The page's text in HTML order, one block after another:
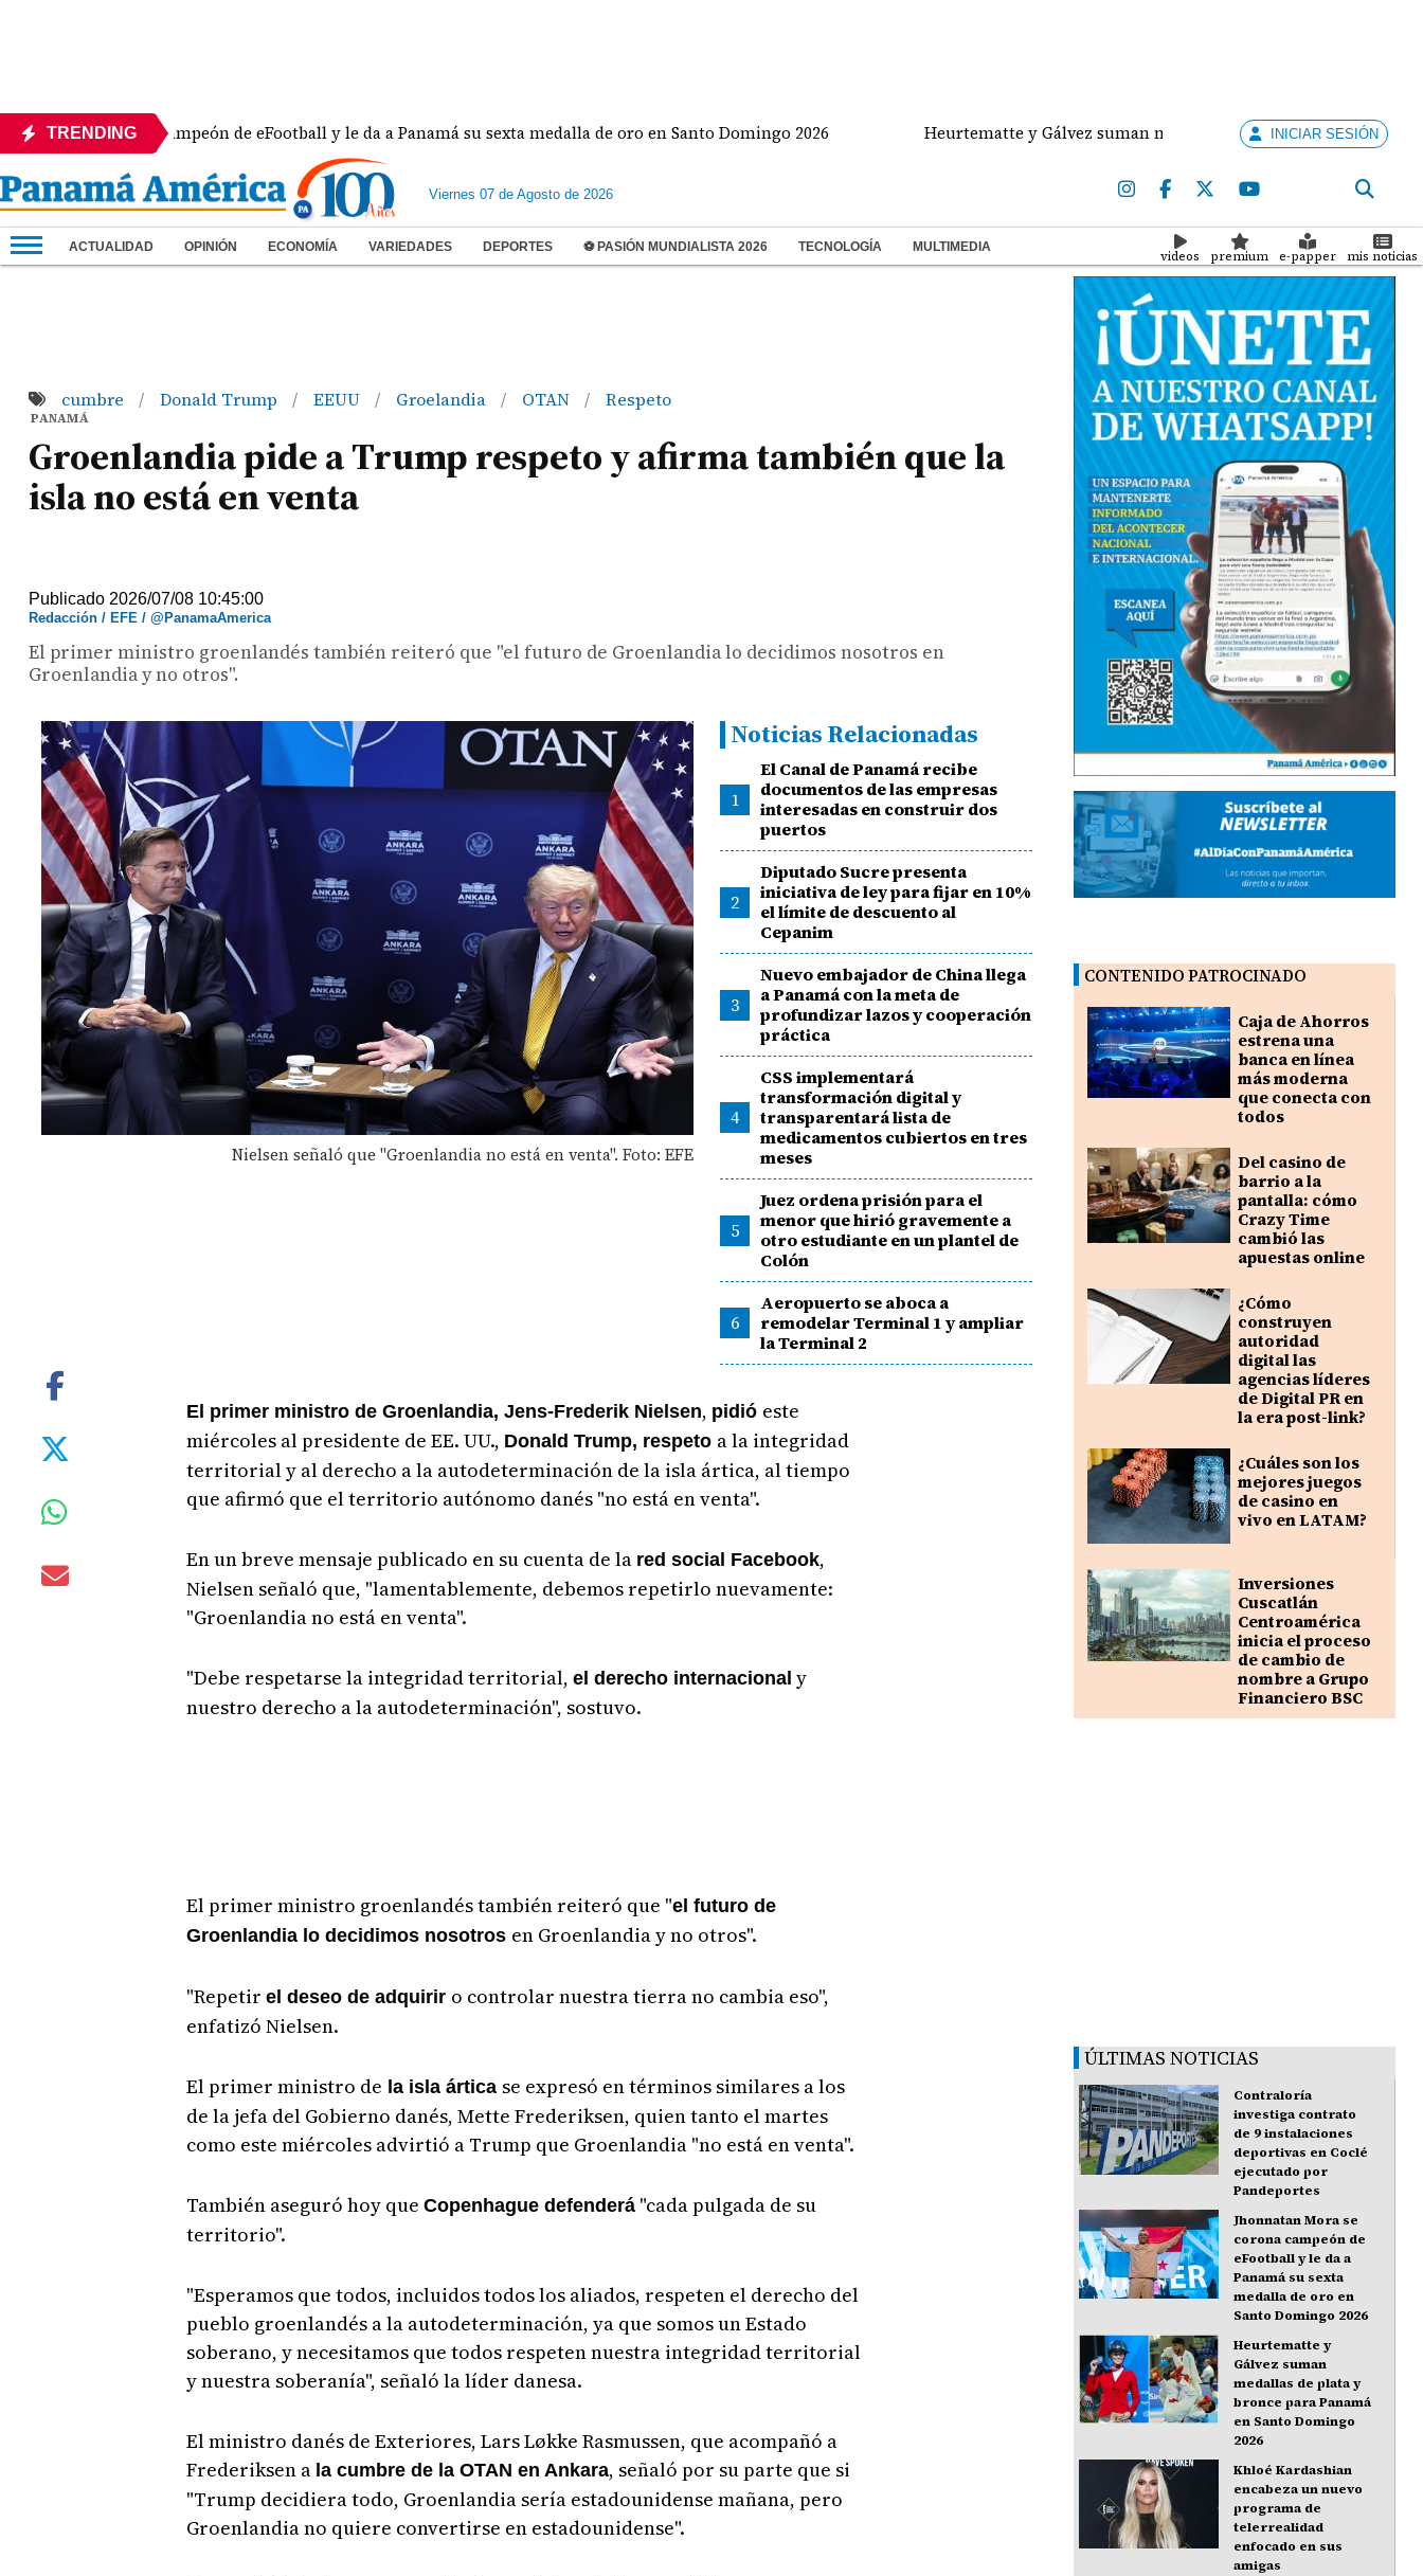
TRENDING
se corona campeón de eFootball y le da a Panamá su sexta medalla de oro en Santo Domingo 2026 Heurtematte y Gálvez suman medallas de plata y bronce para Panamá
INICIAR SESIÓN
Viernes 07 de Agosto de 2026
ACTUALIDAD OPINIÓN ECONOMÍA VARIEDADES DEPORTES ⚽ PASIÓN MUNDIALISTA 2026 TECNOLOGÍA MULTIMEDIA
videos premium e-papper mis noticias
cumbre / Donald Trump / EEUU / Groelandia / OTAN / Respeto
PANAMÁ
Groenlandia pide a Trump respeto y afirma también que la
isla no está en venta
Publicado 2026/07/08 10:45:00
Redacción / EFE / @PanamaAmerica
El primer ministro groenlandés también reiteró que "el futuro de Groenlandia lo decidimos nosotros en
Groenlandia y no otros".
Nielsen señaló que "Groenlandia no está en venta". Foto: EFE
Noticias Relacionadas
1
El Canal de Panamá recibe
documentos de las empresas
interesadas en construir dos
puertos
2
Diputado Sucre presenta
iniciativa de ley para fijar en 10%
el límite de descuento al
Cepanim
3
Nuevo embajador de China llega
a Panamá con la meta de
profundizar lazos y cooperación
práctica
4
CSS implementará
transformación digital y
transparentará lista de
medicamentos cubiertos en tres
meses
5
Juez ordena prisión para el
menor que hirió gravemente a
otro estudiante en un plantel de
Colón
6
Aeropuerto se aboca a
remodelar Terminal 1 y ampliar
la Terminal 2
El primer ministro de Groenlandia, Jens-Frederik Nielsen, pidió este
miércoles al presidente de EE. UU., Donald Trump, respeto a la integridad
territorial y al derecho a la autodeterminación de la isla ártica, al tiempo
que afirmó que el territorio autónomo danés "no está en venta".
En un breve mensaje publicado en su cuenta de la red social Facebook,
Nielsen señaló que, "lamentablemente, debemos repetirlo nuevamente:
"Groenlandia no está en venta".
"Debe respetarse la integridad territorial, el derecho internacional y
nuestro derecho a la autodeterminación", sostuvo.
El primer ministro groenlandés también reiteró que "el futuro de
Groenlandia lo decidimos nosotros en Groenlandia y no otros".
"Repetir el deseo de adquirir o controlar nuestra tierra no cambia eso",
enfatizó Nielsen.
El primer ministro de la isla ártica se expresó en términos similares a los
de la jefa del Gobierno danés, Mette Frederiksen, quien tanto el martes
como este miércoles advirtió a Trump que Groenlandia "no está en venta".
También aseguró hoy que Copenhague defenderá"cada pulgada de su
territorio".
"Esperamos que todos, incluidos todos los aliados, respeten el derecho del
pueblo groenlandés a la autodeterminación, ya que somos un Estado
soberano, y necesitamos que todos respeten nuestra integridad territorial
y nuestra soberanía", señaló la líder danesa.
El ministro danés de Exteriores, Lars Løkke Rasmussen, que acompañó a
Frederiksen a la cumbre de la OTAN en Ankara, señaló por su parte que si
"Trump decidiera todo, Groenlandia sería estadounidense mañana, pero
Groenlandia no quiere convertirse en estadounidense".
CONTENIDO PATROCINADO
Caja de Ahorros
estrena una
banca en línea
más moderna
que conecta con
todos
Del casino de
barrio a la
pantalla: cómo
Crazy Time
cambió las
apuestas online
¿Cómo
construyen
autoridad
digital las
agencias líderes
de Digital PR en
la era post-link?
¿Cuáles son los
mejores juegos
de casino en
vivo en LATAM?
Inversiones
Cuscatlán
Centroamérica
inicia el proceso
de cambio de
nombre a Grupo
Financiero BSC
ÚLTIMAS NOTICIAS
Contraloría
investiga contrato
de 9 instalaciones
deportivas en Coclé
ejecutado por
Pandeportes
Jhonnatan Mora se
corona campeón de
eFootball y le da a
Panamá su sexta
medalla de oro en
Santo Domingo 2026
Heurtematte y
Gálvez suman
medallas de plata y
bronce para Panamá
en Santo Domingo
2026
Khloé Kardashian
encabeza un nuevo
programa de
telerrealidad
enfocado en sus
amigas